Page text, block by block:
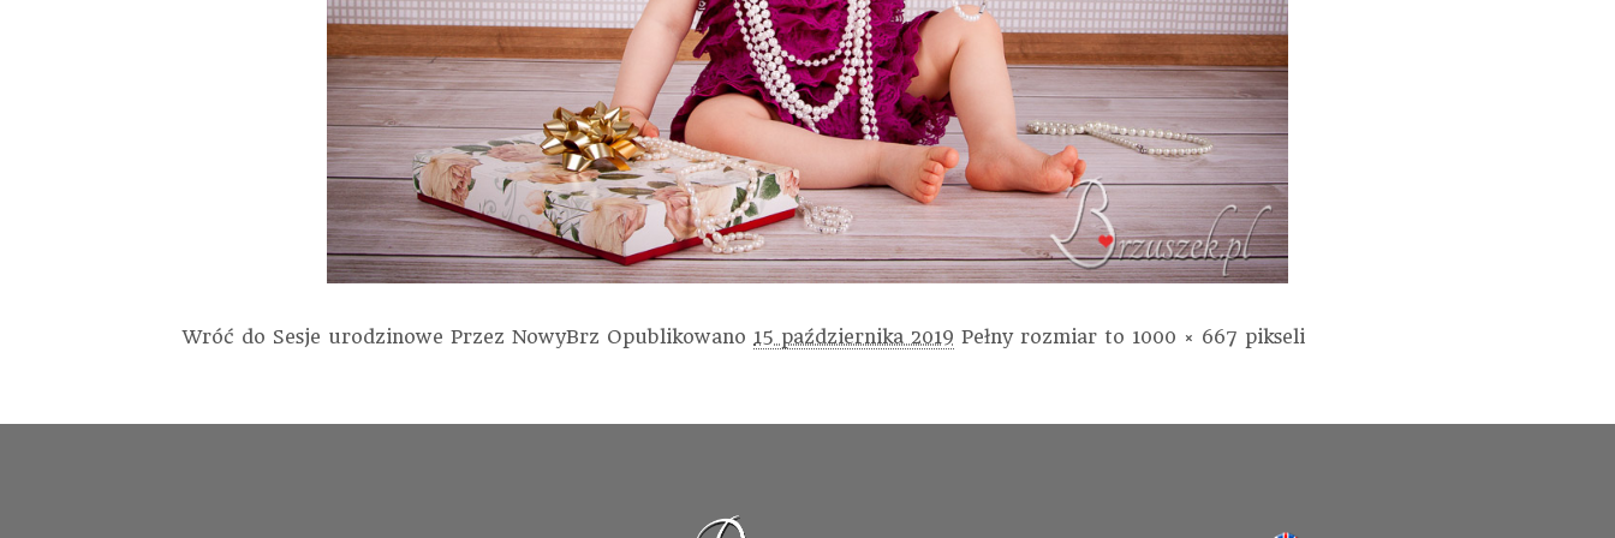
Wróć do Sesje urodzinowe Przez NowyBrz Opublikowano 15 października 2019 Pełny rozmiar to 1000 × 667 pikseli